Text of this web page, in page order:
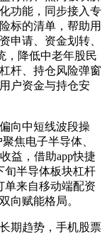
功能，同步接入专
标的清单，帮助用
申请、资金划转、
，降低中老年股民
杆、持仓风险弹窗
户资金与持仓安
向中短线波段操
焦电子半导体、
益，借助app快捷
旬半导体板块杠杆
单来自移动端配资
向赋能格局。
期趋势，手机股票